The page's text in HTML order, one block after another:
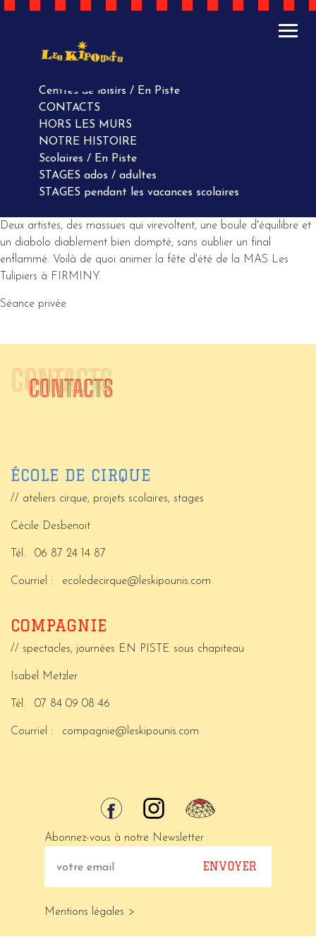
ACTUALITÉS
AGENDA
Centres de loisirs / En Piste
CONTACTS
HORS LES MURS
NOTRE HISTOIRE
Scolaires / En Piste
STAGES ados / adultes
STAGES pendant les vacances scolaires
Deux artistes, des massues qui virevoltent, une boule d'équilibre et
un diabolo diablement bien dompté, sans oublier un final
enflammé. Voilà de quoi animer la fête d'été de la MAS Les
Tulipiers à FIRMINY.
Séance privée
CONTACTS
CONTACTS
ÉCOLE DE CIRQUE
// ateliers cirque, projets scolaires, stages
Cécile Desbenoit
Tél. 06 87 24 14 87
Courriel : ecoledecirque@leskipounis.com
COMPAGNIE
// spectacles, journées EN PISTE sous chapiteau
Isabel Metzler
Tél. 07 84 09 08 46
Courriel : compagnie@leskipounis.com
Abonnez-vous à notre Newsletter
Mentions légales >